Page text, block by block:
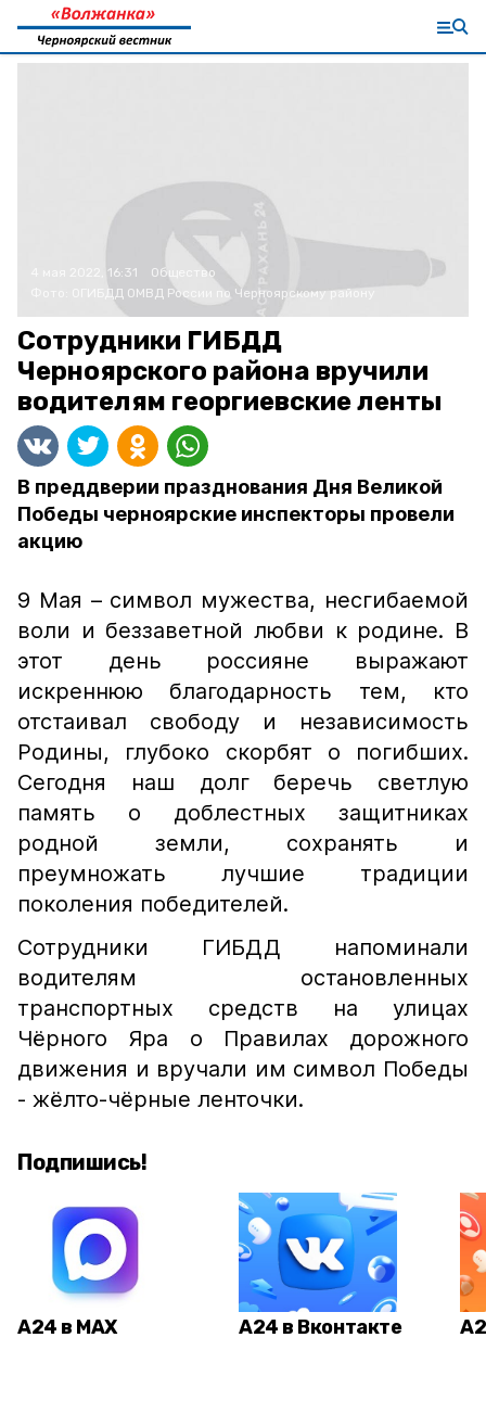
4 мая 2022, 16:31
Общество
ОГИБДД ОМВД России по Черноярскому району
Сотрудники ГИБДД
Черноярского района вручили
водителям георгиевские ленты
В преддверии празднования Дня Великой
Победы черноярские инспекторы провели
акцию
9 Мая – символ мужества, несгибаемой
воли и беззаветной любви к родине. В
этот день россияне выражают
искреннюю благодарность тем, кто
отстаивал свободу и независимость
Родины, глубоко скорбят о погибших.
Сегодня наш долг беречь светлую
память о доблестных защитниках
родной земли, сохранять и
преумножать лучшие традиции
поколения победителей.
Сотрудники ГИБДД напоминали
водителям остановленных
транспортных средств на улицах
Чёрного Яра о Правилах дорожного
движения и вручали им символ Победы
- жёлто-чёрные ленточки.
Подпишись!
А24 в MAX А24 в Вконтакте